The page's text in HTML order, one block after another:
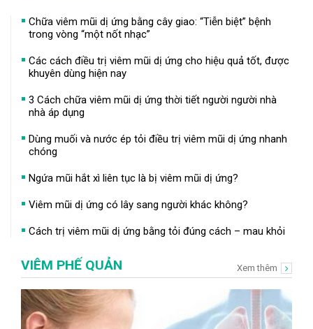
Chữa viêm mũi dị ứng bằng cây giao: “Tiễn biệt” bệnh
trong vòng “một nốt nhạc”
Các cách điều trị viêm mũi dị ứng cho hiệu quả tốt, được
khuyên dùng hiện nay
3 Cách chữa viêm mũi dị ứng thời tiết người người nhà
nhà áp dụng
Dùng muối và nước ép tỏi điều trị viêm mũi dị ứng nhanh
chóng
Ngứa mũi hắt xì liên tục là bị viêm mũi dị ứng?
Viêm mũi dị ứng có lây sang người khác không?
Cách trị viêm mũi dị ứng bằng tỏi đúng cách – mau khỏi
VIÊM PHẾ QUẢN Xem thêm